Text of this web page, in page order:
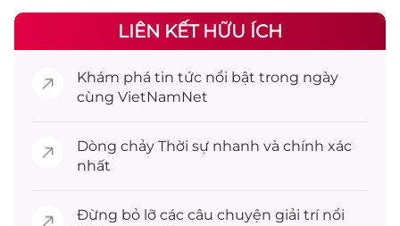
LIÊN KẾT HỮU ÍCH
Khám phá tin tức nổi bật trong ngày
cùng VietNamNet
Dòng chảy Thời sự nhanh và chính xác
nhất
Đừng bỏ lỡ các câu chuyện giải trínổi